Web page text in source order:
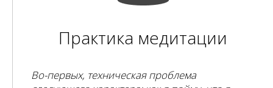
Практика медитации
Во-первых, техническая проблема